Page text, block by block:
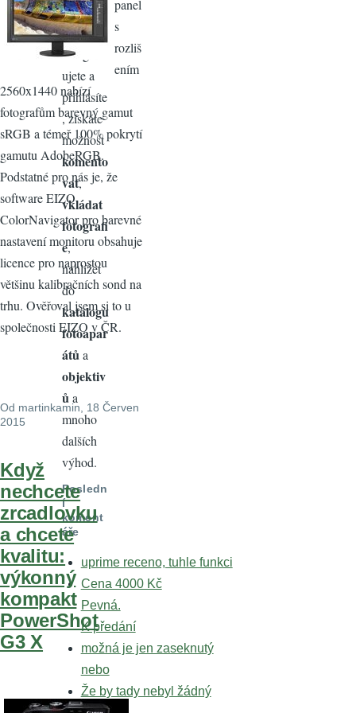
panel
s
rozliš
ením
2560x1440 nabízí
fotografům barevný gamut
sRGB a témeř 100% pokrytí
gamutu AdobeRGB.
Podstatné pro nás je, že
software EIZO
ColorNavigator pro barevné
nastavení monitoru obsahuje
licence pro naprostou
většinu kalibračních sond na
trhu. Ověřoval jsem si to u
společnosti EIZO v ČR.
Od martinkamin , 18 Červen
2015
Když
nechcete
zrcadlovku
a chcete
kvalitu:
výkonný
kompakt
PowerShot
G3 X
ŠENI
Když se
zaregistr
ujete a
přihlásíte
, získáte
možnost
komento
vat,
vkládat
fotografi
e,
nahlížet
do
katalogu
fotoapar
átů a
objektiv
ů a
mnoho
dalších
výhod.
Posledn
í
koment
áře
uprime receno, tuhle funkci
Cena 4000 Kč
Pevná.
K předání
možná je jen zaseknutý
nebo
Že by tady nebyl žádný